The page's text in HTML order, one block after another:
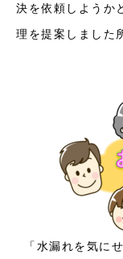
決を依頼しようか
理を提案しました
「水漏れを気に